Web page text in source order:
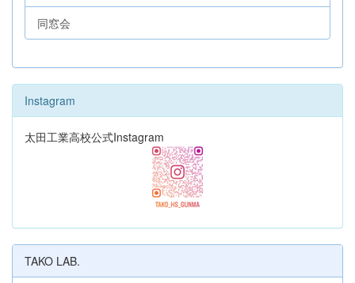
同窓会
Instagram
太田工業高校公式Instagram
TAKO LAB.